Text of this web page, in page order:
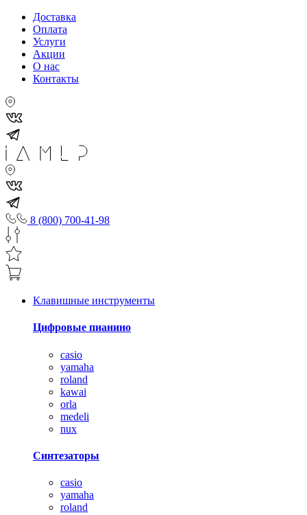
Доставка
Оплата
Услуги
Акции
О нас
Контакты
8 (800) 700-41-98
Клавишные инструменты
Цифровые пианино
casio
yamaha
roland
kawai
orla
medeli
nux
Синтезаторы
casio
yamaha
roland